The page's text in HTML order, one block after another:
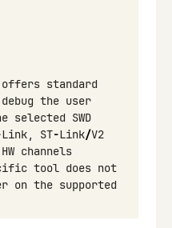
offers standard
debug the user
selected SWD
Link, ST-Link/V2
HW channels
tool does not
on the supported